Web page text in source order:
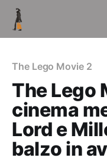
The Lego Movie 2
The Lego
cinema
Lord e
balzo in